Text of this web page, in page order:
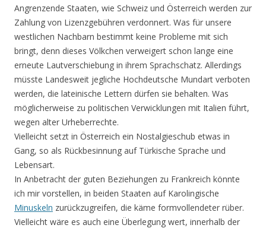
Angrenzende Staaten, wie Schweiz und Österreich werden zur
Zahlung von Lizenzgebühren verdonnert. Was für unsere
westlichen Nachbarn bestimmt keine Probleme mit sich
bringt, denn dieses Völkchen verweigert schon lange eine
erneute Lautverschiebung in ihrem Sprachschatz. Allerdings
müsste Landesweit jegliche Hochdeutsche Mundart verboten
werden, die lateinische Lettern dürfen sie behalten. Was
möglicherweise zu politischen Verwicklungen mit Italien führt,
wegen alter Urheberrechte.
Vielleicht setzt in Österreich ein Nostalgieschub etwas in
Gang, so als Rückbesinnung auf Türkische Sprache und
Lebensart.
In Anbetracht der guten Beziehungen zu Frankreich könnte
ich mir vorstellen, in beiden Staaten auf Karolingische
Minuskeln zurückzugreifen, die käme formvollendeter rüber.
Vielleicht wäre es auch eine Überlegung wert, innerhalb der